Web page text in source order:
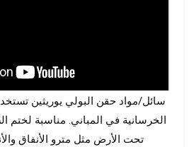
سائل/مواد حقن البولي يوريثين
الخرسانية في المباني. مناسبة لختم
تحت الأرض مثل مترو الأنفاق